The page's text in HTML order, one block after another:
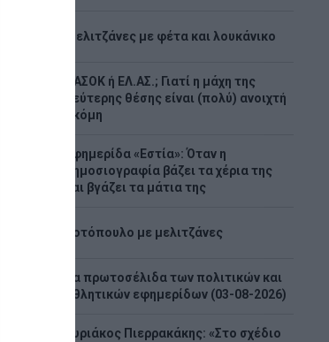
Μελιτζάνες με φέτα και λουκάνικο
ΠΑΣΟΚ ή ΕΛ.ΑΣ.; Γιατί η μάχη της
δεύτερης θέσης είναι (πολύ) ανοιχτή
ακόμη
Εφημερίδα «Εστία»: Όταν η
δημοσιογραφία βάζει τα χέρια της
και βγάζει τα μάτια της
Κοτόπουλο με μελιτζάνες
Τα πρωτοσέλιδα των πολιτικών και
αθλητικών εφημερίδων (03-08-2026)
Κυριάκος Πιερρακάκης: «Στο σχέδιο